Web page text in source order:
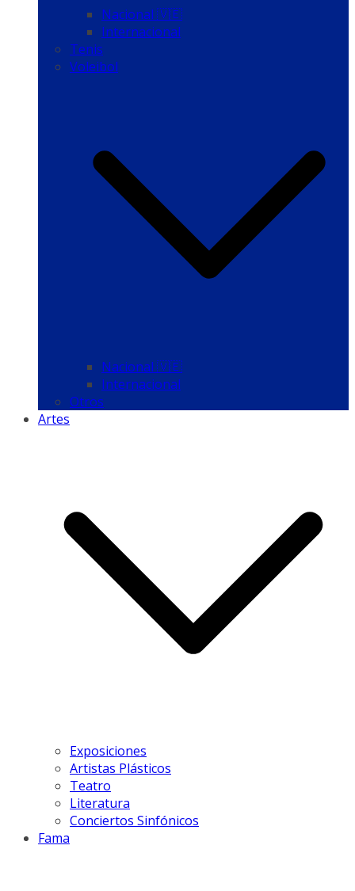
Nacional 🇻🇪
Internacional
Tenis
Voleibol
Nacional 🇻🇪
Internacional
Otros
Artes
Exposiciones
Artistas Plásticos
Teatro
Literatura
Conciertos Sinfónicos
Fama